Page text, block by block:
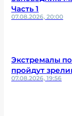
Часть 1
07.08.2026, 20:00
Экстремалы
пройдут
07.08.2026, 19:56